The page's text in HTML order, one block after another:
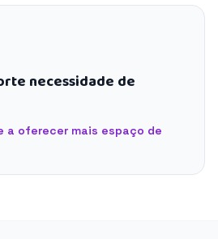
necessidade de
a oferecer mais espaço de